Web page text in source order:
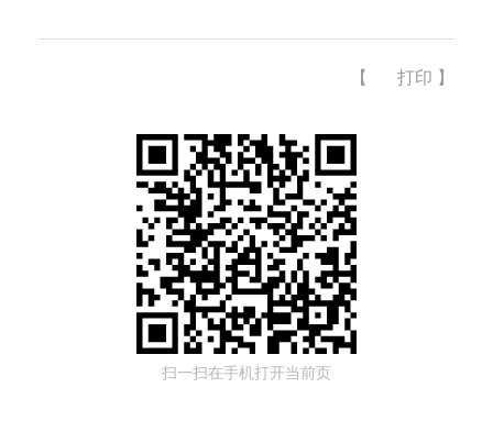
【 打印 】
扫一扫在手机打开当前页